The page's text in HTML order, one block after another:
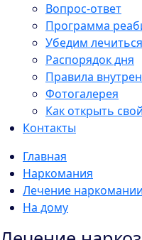
Вопрос-ответ
Программа
Убедим
Распорядок дня
Правила
Фотогалерея
Как открыть
Контакты
Главная
Наркомания
Лечение наркомании
На дому